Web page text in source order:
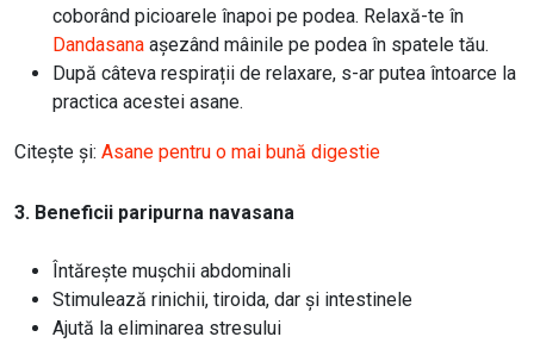
coborând picioarele înapoi pe podea. Relaxă-te în
Dandasana așezând mâinile pe podea în spatele tău.
După câteva respirații de relaxare, s-ar putea întoarce la
practica acestei asane.
Citește și: Asane pentru o mai bună digestie
3. Beneficii paripurna navasana
Întărește mușchii abdominali
Stimulează rinichii, tiroida, dar și intestinele
Ajută la eliminarea stresului